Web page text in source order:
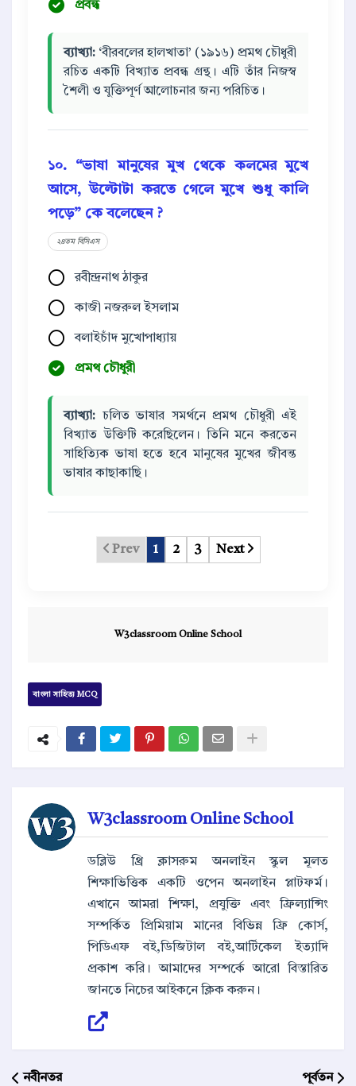
প্রবন্ধ
ব্যাখ্যা: ‘বীরবলের হালখাতা’ (১৯১৬) প্রমথ চৌধুরী
রচিত একটি বিখ্যাত প্রবন্ধ গ্রন্থ। এটি তাঁর নিজস্ব
শৈলী ও যুক্তিপূর্ণ আলোচনার জন্য পরিচিত।
১০. “ভাষা মানুষের মুখ থেকে কলমের মুখে
আসে, উল্টোটা করতে গেলে মুখে শুধু কালি
পড়ে” কে বলেছেন ?
২৪তম বিসিএস
রবীন্দ্রনাথ ঠাকুর
কাজী নজরুল ইসলাম
বলাইচাঁদ মুখোপাধ্যায়
প্রমথ চৌধুরী
ব্যাখ্যা: চলিত ভাষার সমর্থনে প্রমথ চৌধুরী এই
বিখ্যাত উক্তিটি করেছিলেন। তিনি মনে করতেন
সাহিত্যিক ভাষা হতে হবে মানুষের মুখের জীবন্ত
ভাষার কাছাকাছি।
Prev 1 2 3 Next
W3classroom Online School
বাংলা সাহিত্য MCQ
W3classroom Online School
ডব্লিউ থ্রি ক্লাসরুম অনলাইন স্কুল মূলত
শিক্ষাভিত্তিক একটি ওপেন অনলাইন প্লাটফর্ম।
এখানে আমরা শিক্ষা, প্রযুক্তি এবং ফ্রিল্যান্সিং
সম্পর্কিত প্রিমিয়াম মানের বিভিন্ন ফ্রি কোর্স,
পিডিএফ বই,ডিজিটাল বই,আর্টিকেল ইত্যাদি
প্রকাশ করি। আমাদের সম্পর্কে আরো বিস্তারিত
জানতে নিচের আইকনে ক্লিক করুন।
নবীনতর পূর্বতন